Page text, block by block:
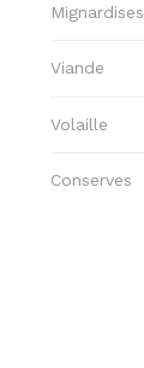
Mignardises
Viande
Volaille
Conserves